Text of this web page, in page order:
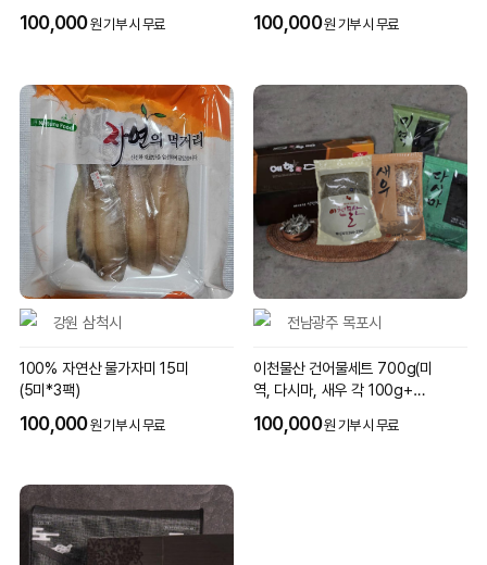
g+소스 2종
100,000원 기부 시 무료 100,000원 기부 시 무료
강원 삼척시
100% 자연산 물가자미 15미
(5미*3팩)
100,000원 기부 시 무료
전남광주 목포시
이천물산 건어물세트 700g(미
역, 다시마, 새우 각 100g+자
100,000원 기부 시 무료